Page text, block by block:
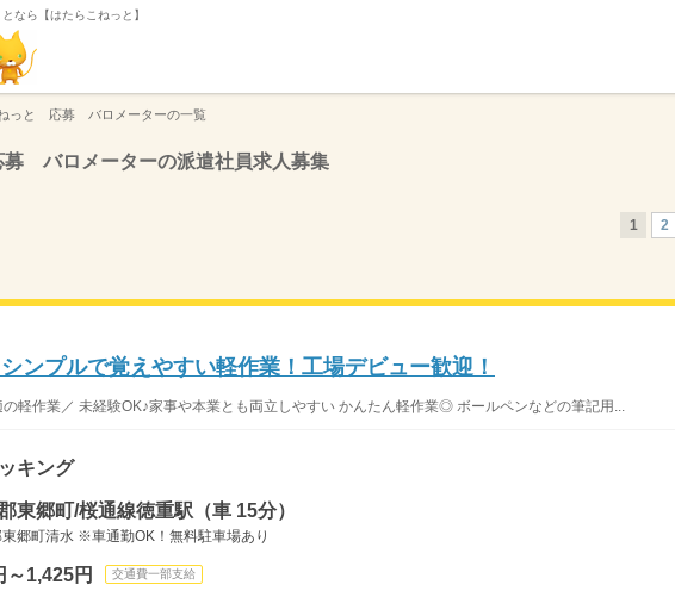
なら【はたらこねっと】
っと 応募 バロメーターの一覧
バロメーターの派遣社員求人募集
1 2
ンプルで覚えやすい軽作業！工場デビュー歓迎！
軽作業／ 未経験OK♪家事や本業とも両立しやすい かんたん軽作業◎ ボールペンなどの筆記用...
キング
東郷町/桜通線徳重駅（車 15分）
郷町清水 ※車通勤OK！無料駐車場あり
～1,425円 交通費一部支給